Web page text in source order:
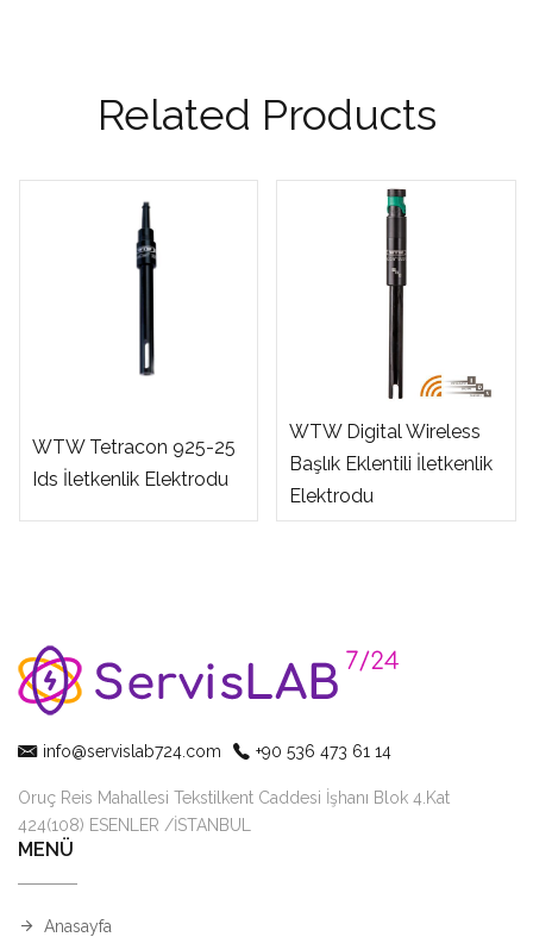
Related Products
WTW Tetracon 925-25
Ids İletkenlik Elektrodu
WTW Digital Wireless
Başlık Eklentili İletkenlik
Elektrodu
info@servislab724.com +90 536 473 61 14
Oruç Reis Mahallesi Tekstilkent Caddesi İşhanı Blok 4.Kat
424(108) ESENLER /İSTANBUL
MENÜ
Anasayfa